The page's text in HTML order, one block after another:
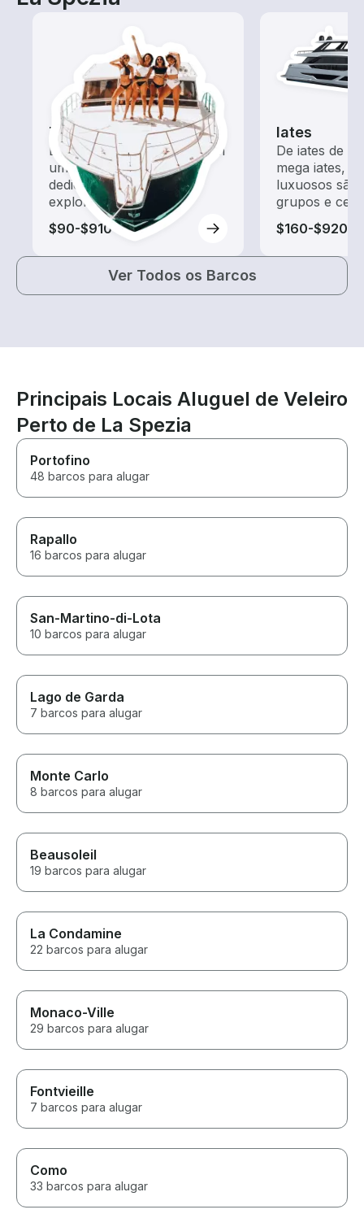
Tours
Explore as águas locais com
um aluguel de barco
dedicado a passeios e
exploração
$90-$910
Iates
De iates de
mega iates,
luxuosos são
grupos e
$160-$920
Ver Todos os Barcos
Principais Locais Aluguel de Veleiro
Perto de La Spezia
Portofino
48 barcos para alugar
Rapallo
16 barcos para alugar
San-Martino-di-Lota
10 barcos para alugar
Lago de Garda
7 barcos para alugar
Monte Carlo
8 barcos para alugar
Beausoleil
19 barcos para alugar
La Condamine
22 barcos para alugar
Monaco-Ville
29 barcos para alugar
Fontvieille
7 barcos para alugar
Como
33 barcos para alugar